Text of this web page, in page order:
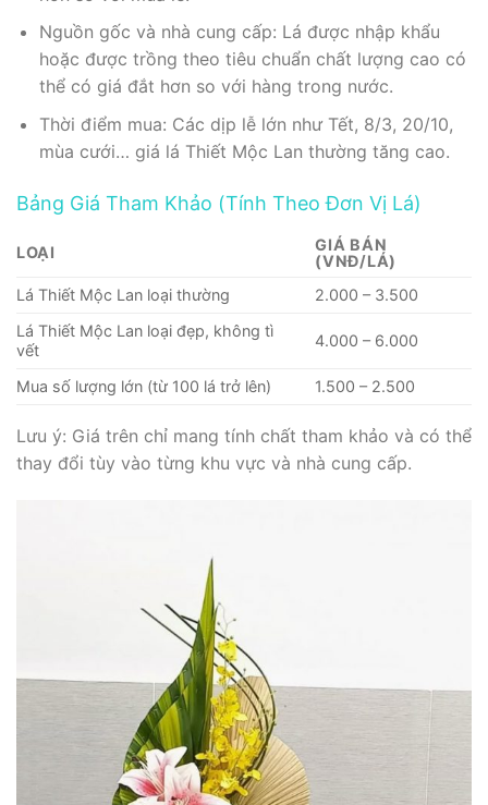
Nguồn gốc và nhà cung cấp: Lá được nhập khẩu
hoặc được trồng theo tiêu chuẩn chất lượng cao có
thể có giá đắt hơn so với hàng trong nước.
Thời điểm mua: Các dịp lễ lớn như Tết, 8/3, 20/10,
mùa cưới… giá lá Thiết Mộc Lan thường tăng cao.
Bảng Giá Tham Khảo (Tính Theo Đơn Vị Lá)
LOẠI
GIÁ BÁN
(VNĐ/LÁ)
Lá Thiết Mộc Lan loại thường
2.000 – 3.500
Lá Thiết Mộc Lan loại đẹp, không tì
vết
4.000 – 6.000
Mua số lượng lớn (từ 100 lá trở lên) 1.500 – 2.500
Lưu ý: Giá trên chỉ mang tính chất tham khảo và có thể
thay đổi tùy vào từng khu vực và nhà cung cấp.